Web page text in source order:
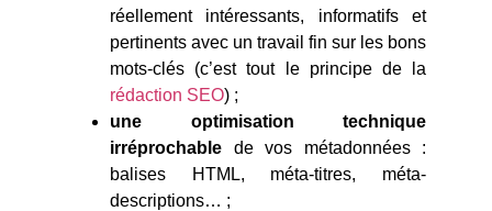
réellement intéressants, informatifs et
pertinents avec un travail fin sur les bons
mots-clés (c’est tout le principe de la
rédaction SEO) ;
une optimisation technique
irréprochable de vos métadonnées :
balises HTML, méta-titres, méta-
descriptions… ;